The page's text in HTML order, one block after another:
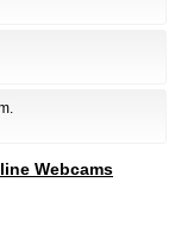
Webcams